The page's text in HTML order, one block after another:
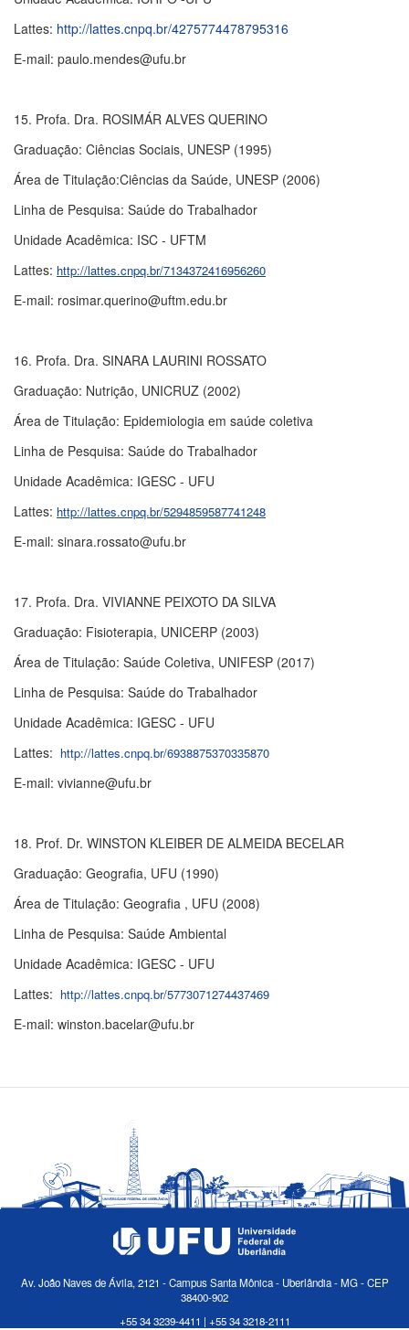
Lattes: http://lattes.cnpq.br/4275774478795316
E-mail: paulo.mendes@ufu.br
15. Profa. Dra. ROSIMÁR ALVES QUERINO
Graduação: Ciências Sociais, UNESP (1995)
Área de Titulação:Ciências da Saúde, UNESP (2006)
Linha de Pesquisa: Saúde do Trabalhador
Unidade Acadêmica: ISC - UFTM
Lattes: http://lattes.cnpq.br/7134372416956260
E-mail: rosimar.querino@uftm.edu.br
16. Profa. Dra. SINARA LAURINI ROSSATO
Graduação: Nutrição, UNICRUZ (2002)
Área de Titulação: Epidemiologia em saúde coletiva
Linha de Pesquisa: Saúde do Trabalhador
Unidade Acadêmica: IGESC - UFU
Lattes: http://lattes.cnpq.br/5294859587741248
E-mail: sinara.rossato@ufu.br
17. Profa. Dra. VIVIANNE PEIXOTO DA SILVA
Graduação: Fisioterapia, UNICERP (2003)
Área de Titulação: Saúde Coletiva, UNIFESP (2017)
Linha de Pesquisa: Saúde do Trabalhador
Unidade Acadêmica: IGESC - UFU
Lattes: http://lattes.cnpq.br/6938875370335870
E-mail: vivianne@ufu.br
18. Prof. Dr. WINSTON KLEIBER DE ALMEIDA BECELAR
Graduação: Geografia, UFU (1990)
Área de Titulação: Geografia , UFU (2008)
Linha de Pesquisa: Saúde Ambiental
Unidade Acadêmica: IGESC - UFU
Lattes: http://lattes.cnpq.br/5773071274437469
E-mail: winston.bacelar@ufu.br
Av. João Naves de Ávila, 2121 - Campus Santa Mônica - Uberlândia - MG - CEP
38400-902
+55 34 3239-4411 | +55 34 3218-2111